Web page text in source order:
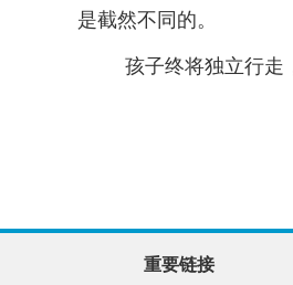
是截然不同的。
孩子终将独立行走
重要链接